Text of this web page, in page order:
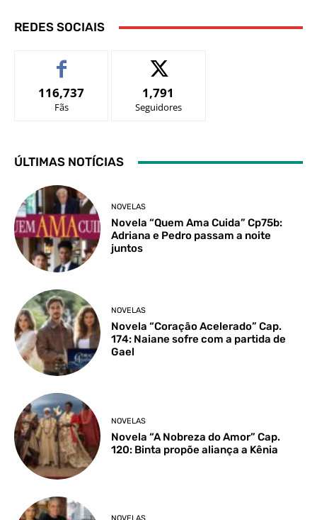
REDES SOCIAIS
116,737
Fãs
1,791
Seguidores
ÚLTIMAS NOTÍCIAS
NOVELAS
Novela “Quem Ama Cuida” Cp75b:
Adriana e Pedro passam a noite
juntos
NOVELAS
Novela “Coração Acelerado” Cap.
174: Naiane sofre com a partida de
Gael
NOVELAS
Novela “A Nobreza do Amor” Cap.
120: Binta propõe aliança a Kênia